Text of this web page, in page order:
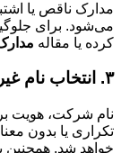
مدارک ناقص یا
می‌شود. برای
کرده یا مقاله
۳. انتخاب نام غیراصولی
نام شرکت، هویت
تکراری یا بدون
خواهد شد. همچنین